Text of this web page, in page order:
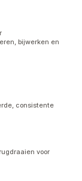
bijwerken en
consistente
voor